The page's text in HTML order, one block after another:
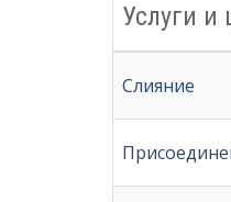
Услуги и
Слияние